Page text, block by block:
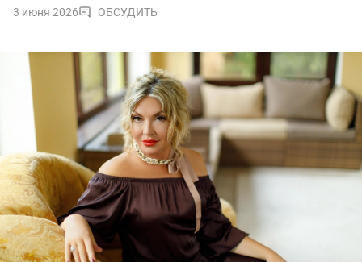
3 июня 2026 ОБСУДИТЬ